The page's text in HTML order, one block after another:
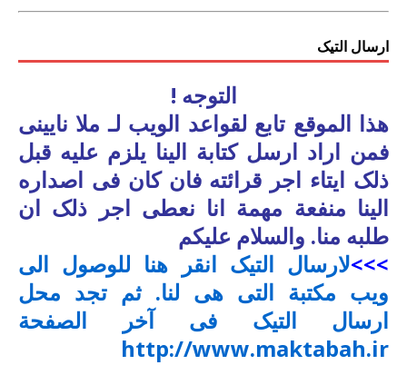
ارسال التیک
التوجه !
هذا الموقع تابع لقواعد الویب لـ ملا نایینی
فمن اراد ارسل کتابة الینا یلزم علیه قبل
ذلک ایتاء اجر قرائته فان کان فی اصداره
الینا منفعة مهمة انا نعطی اجر ذلک ان
طلبه منا. والسلام علیکم
>>>لارسال التیک انقر هنا للوصول الی
ویب مکتبة التی هی لنا. ثم تجد محل
ارسال التیک فی آخر الصفحة
http://www.maktabah.ir